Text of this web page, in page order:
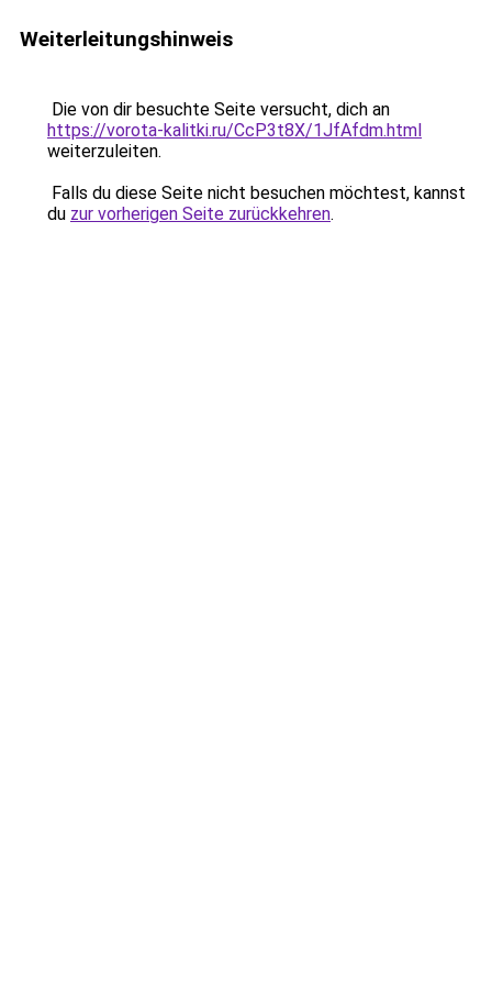
Weiterleitungshinweis
Die von dir besuchte Seite versucht, dich an
https://vorota-kalitki.ru/CcP3t8X/1JfAfdm.html
weiterzuleiten.
Falls du diese Seite nicht besuchen möchtest, kannst
du zur vorherigen Seite zurückkehren.